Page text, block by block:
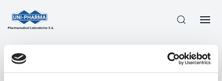
ΠΡΟΪΟΝΤΑ
ΑΠΟΤΕΛΕΣΜΑΤΑ ΑΝΑΖΗΤΗΣΗΣ